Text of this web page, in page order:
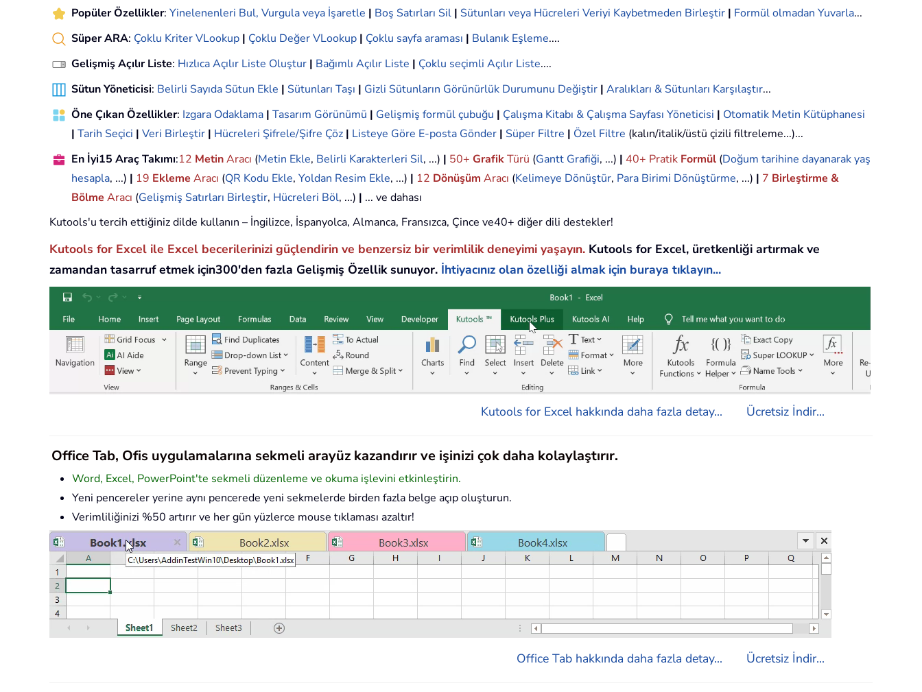
Popüler Özellikler: Yinelenenleri Bul, Vurgula veya İşaretle | Boş Satırları Sil | Sütunları veya Hücreleri Veriyi Kaybetmeden Birleştir | Formül olmadan Yuvarla...
Süper ARA: Çoklu Kriter VLookup | Çoklu Değer VLookup | Çoklu sayfa araması | Bulanık Eşleme....
Gelişmiş Açılır Liste: Hızlıca Açılır Liste Oluştur | Bağımlı Açılır Liste | Çoklu seçimli Açılır Liste....
Sütun Yöneticisi: Belirli Sayıda Sütun Ekle | Sütunları Taşı | Gizli Sütunların Görünürlük Durumunu Değiştir | Aralıkları & Sütunları Karşılaştır...
Öne Çıkan Özellikler: Izgara Odaklama | Tasarım Görünümü | Gelişmiş formül çubuğu | Çalışma Kitabı & Çalışma Sayfası Yöneticisi | Otomatik Metin Kütüphanesi
| Tarih Seçici | Veri Birleştir | Hücreleri Şifrele/Şifre Çöz | Listeye Göre E-posta Gönder | Süper Filtre | Özel Filtre (kalın/italik/üstü çizili filtreleme...)...
En İyi15 Araç Takımı:12 MetinAracı (Metin Ekle, Belirli Karakterleri Sil, ...) | 50+ GrafikTürü (Gantt Grafiği, ...) | 40+ Pratik Formül (Doğum tarihine dayanarak yaş
hesapla, ...) | 19 Ekleme Aracı (QR Kodu Ekle, Yoldan Resim Ekle, ...) | 12 Dönüşüm Aracı (Kelimeye Dönüştür, Para Birimi Dönüştürme, ...) | 7 Birleştirme &
Bölme Aracı (Gelişmiş Satırları Birleştir, Hücreleri Böl, ...) | ... ve dahası
Kutools'u tercih ettiğiniz dilde kullanın – İngilizce, İspanyolca, Almanca, Fransızca, Çince ve40+ diğer dili destekler!
Kutools for Excel ile Excel becerilerinizi güçlendirin ve benzersiz bir verimlilik deneyimi yaşayın. Kutools for Excel, üretkenliği artırmak ve
zamandan tasarruf etmek için300'den fazla Gelişmiş Özellik sunuyor. İhtiyacınız olan özelliği almak için buraya tıklayın...
Kutools for Excel hakkında daha fazla detay... Ücretsiz İndir...
Office Tab, Ofis uygulamalarına sekmeli arayüz kazandırır ve işinizi çok daha kolaylaştırır.
Word, Excel, PowerPoint'te sekmeli düzenleme ve okuma işlevini etkinleştirin.
Yeni pencereler yerine aynı pencerede yeni sekmelerde birden fazla belge açıp oluşturun.
Verimliliğinizi %50 artırır ve her gün yüzlerce mouse tıklaması azaltır!
Office Tab hakkında daha fazla detay... Ücretsiz İndir...